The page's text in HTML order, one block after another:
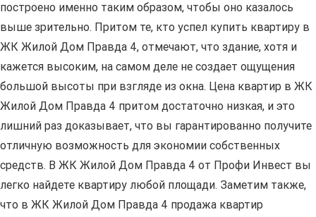
построено именно таким образом, чтобы оно казалось
выше зрительно. Притом те, кто успел купить квартиру в
ЖК Жилой Дом Правда 4, отмечают, что здание, хотя и
кажется высоким, на самом деле не создает ощущения
большой высоты при взгляде из окна. Цена квартир в ЖК
Жилой Дом Правда 4 притом достаточно низкая, и это
лишний раз доказывает, что вы гарантированно получите
отличную возможность для экономии собственных
средств. В ЖК Жилой Дом Правда 4 от Профи Инвест вы
легко найдете квартиру любой площади. Заметим также,
что в ЖК Жилой Дом Правда 4 продажа квартир